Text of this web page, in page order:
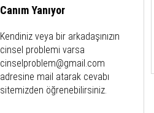
Canım Yanıyor
Kendiniz veya bir arkadaşınızın
cinsel problemi varsa
cinselproblem@gmail.com
adresine mail atarak cevabı
sitemizden öğrenebilirsiniz.